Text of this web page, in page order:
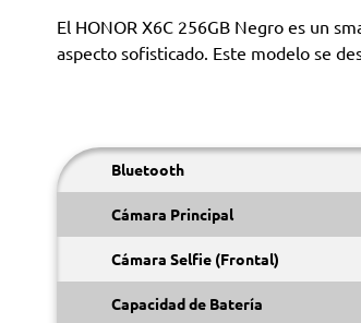
El HONOR X6C 256GB Negro es un
aspecto sofisticado. Este modelo se
Bluetooth
Cámara Principal
Cámara Selfie (Frontal)
Capacidad de Batería